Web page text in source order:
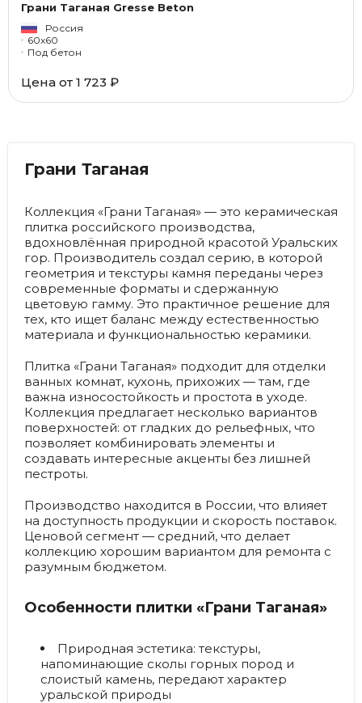
Грани Таганая Gresse Beton
Россия
60x60
Под бетон
Цена от 1 723 ₽
Грани Таганая
Коллекция «Грани Таганая» — это керамическая
плитка российского производства,
вдохновлённая природной красотой Уральских
гор. Производитель создал серию, в которой
геометрия и текстуры камня переданы через
современные форматы и сдержанную
цветовую гамму. Это практичное решение для
тех, кто ищет баланс между естественностью
материала и функциональностью керамики.
Плитка «Грани Таганая» подходит для отделки
ванных комнат, кухонь, прихожих — там, где
важна износостойкость и простота в уходе.
Коллекция предлагает несколько вариантов
поверхностей: от гладких до рельефных, что
позволяет комбинировать элементы и
создавать интересные акценты без лишней
пестроты.
Производство находится в России, что влияет
на доступность продукции и скорость поставок.
Ценовой сегмент — средний, что делает
коллекцию хорошим вариантом для ремонта с
разумным бюджетом.
Особенности плитки «Грани Таганая»
Природная эстетика: текстуры,
напоминающие сколы горных пород и
слоистый камень, передают характер
уральской природы